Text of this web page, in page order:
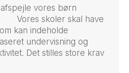
vores børn
Vores skoler skal have
kan indeholde
undervisning og
Det stilles store krav